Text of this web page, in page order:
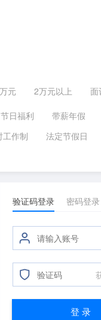
元 2万元以上
面
节日福利 带薪年假
工作制 法定节假日
验证码登录 密码登录
登 录